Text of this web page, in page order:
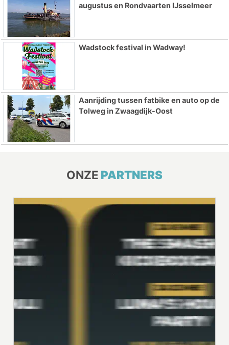
augustus en Rondvaarten IJsselmeer
Wadstock festival in Wadway!
Aanrijding tussen fatbike en auto op de
Tolweg in Zwaagdijk-Oost
ONZE PARTNERS